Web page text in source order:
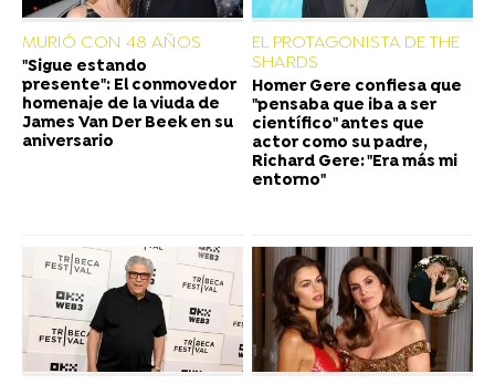
MURIÓ CON 48 AÑOS
"Sigue estando
presente": El conmovedor
homenaje de la viuda de
James Van Der Beek en su
aniversario
EL PROTAGONISTA DE THE
SHARDS
Homer Gere confiesa que
"pensaba que iba a ser
científico" antes que
actor como su padre,
Richard Gere: "Era más mi
entorno"